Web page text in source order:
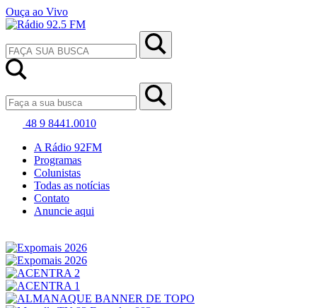
Ouça ao Vivo
48 9 8441.0010
A Rádio 92FM
Programas
Colunistas
Todas as notícias
Contato
Anuncie aqui